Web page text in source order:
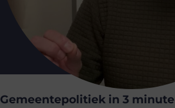
Gemeentepolitiek in 3